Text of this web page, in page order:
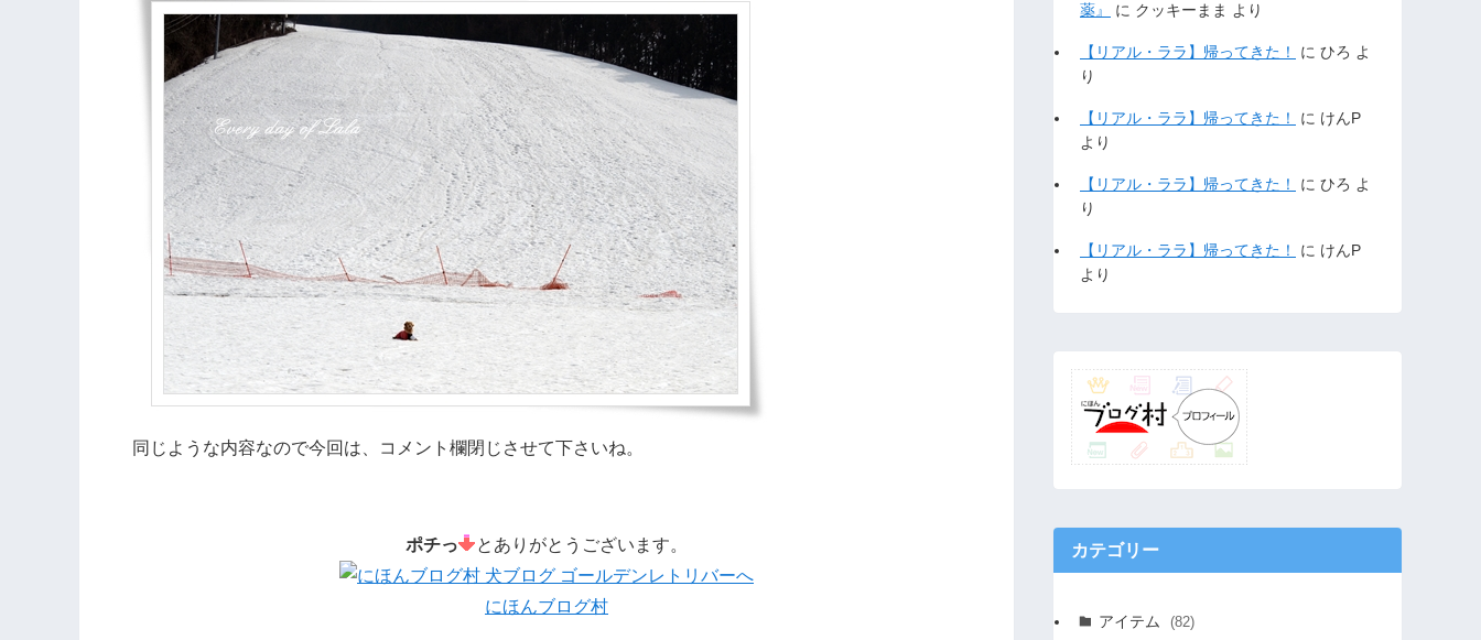
同じような内容なので今回は、コメント欄閉じさせて下さいね。
ポチっ とありがとうございます。
にほんブログ村
薬』
に クッキーまま より
【リアル・ララ】帰ってきた！ に ひろ よ
り
【リアル・ララ】帰ってきた！ に けんP
より
【リアル・ララ】帰ってきた！ に ひろ よ
り
【リアル・ララ】帰ってきた！ に けんP
より
カテゴリー
アイテム (82)